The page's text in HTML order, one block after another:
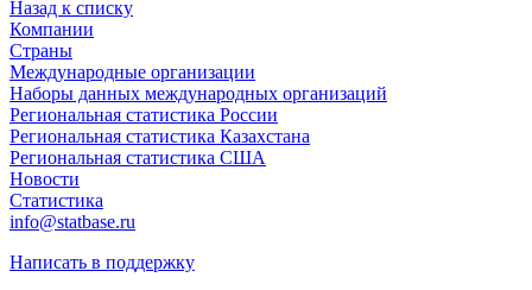
Назад к списку
Компании
Страны
Международные организации
Наборы данных международных организаций
Региональная статистика России
Региональная статистика Казахстана
Региональная статистика США
Новости
Статистика
info@statbase.ru
Написать в поддержку